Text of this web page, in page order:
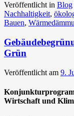
Veröffentlicht in Blog
Nachhaltigkeit,
Bauen,
Grün
Veröffentlicht am 9.
Wirtschaft und